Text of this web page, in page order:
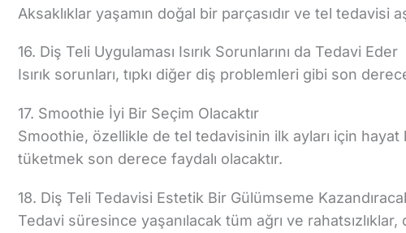
Aksaklıklar yaşamın doğal bir parçasıdır ve tel tedavisi
16. Diş Teli Uygulaması Isırık Sorunlarını da Tedavi Eder
Isırık sorunları, tıpkı diğer diş problemleri gibi son
17. Smoothie İyi Bir Seçim Olacaktır
Smoothie, özellikle de tel tedavisinin ilk ayları için
tüketmek son derece faydalı olacaktır.
18. Diş Teli Tedavisi Estetik Bir Gülümseme
Tedavi süresince yaşanılacak tüm ağrı ve